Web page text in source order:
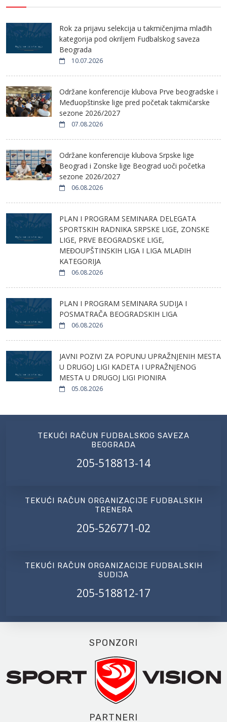
Rok za prijavu selekcija u takmičenjima mlađih
kategorija pod okriljem Fudbalskog saveza
Beograda
10.07.2026
Održane konferencije klubova Prve beogradske i
Međuopštinske lige pred početak takmičarske
sezone 2026/2027
07.08.2026
Održane konferencije klubova Srpske lige
Beograd i Zonske lige Beograd uoči početka
sezone 2026/2027
06.08.2026
PLAN I PROGRAM SEMINARA DELEGATA
SPORTSKIH RADNIKA SRPSKE LIGE, ZONSKE
LIGE, PRVE BEOGRADSKE LIGE,
MEĐOUPŠTINSKIH LIGA I LIGA MLAĐIH
KATEGORIJA
06.08.2026
PLAN I PROGRAM SEMINARA SUDIJA I
POSMATRAČA BEOGRADSKIH LIGA
06.08.2026
JAVNI POZIVI ZA POPUNU UPRAŽNJENIH MESTA
U DRUGOJ LIGI KADETA I UPRAŽNJENOG
MESTA U DRUGOJ LIGI PIONIRA
05.08.2026
TEKUĆI RAČUN FUDBALSKOG SAVEZA
BEOGRADA
205-518813-14
TEKUĆI RAČUN ORGANIZACIJE FUDBALSKIH
TRENERA
205-526771-02
TEKUĆI RAČUN ORGANIZACIJE FUDBALSKIH
SUDIJA
205-518812-17
SPONZORI
PARTNERI